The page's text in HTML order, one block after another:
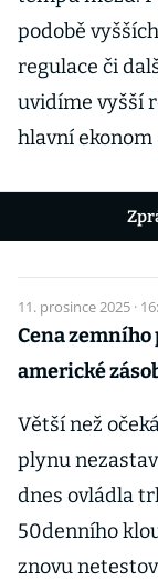
podobě
regulace či
uvidíme vyšší
hlavní ekonom
11. prosince 2025 ·
Cena
americké
Větší než
plynu
dnes ovládla
50denního
znovu